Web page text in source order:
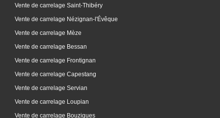
Vente de carrelage Saint-Thibéry
Vente de carrelage Nézignan-l'Évêque
Vente de carrelage Mèze
Vente de carrelage Bessan
Vente de carrelage Frontignan
Vente de carrelage Capestang
Vente de carrelage Servian
Vente de carrelage Loupian
Vente de carrelage Bouzigues